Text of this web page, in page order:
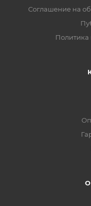
Соглашение на
Политика